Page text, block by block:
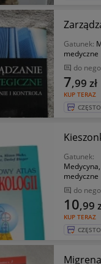
Gatunek:
medyczne
do
KUP TERAZ
7,99 zł
Gatunek:
medyczne
do
KUP TERAZ
10,99